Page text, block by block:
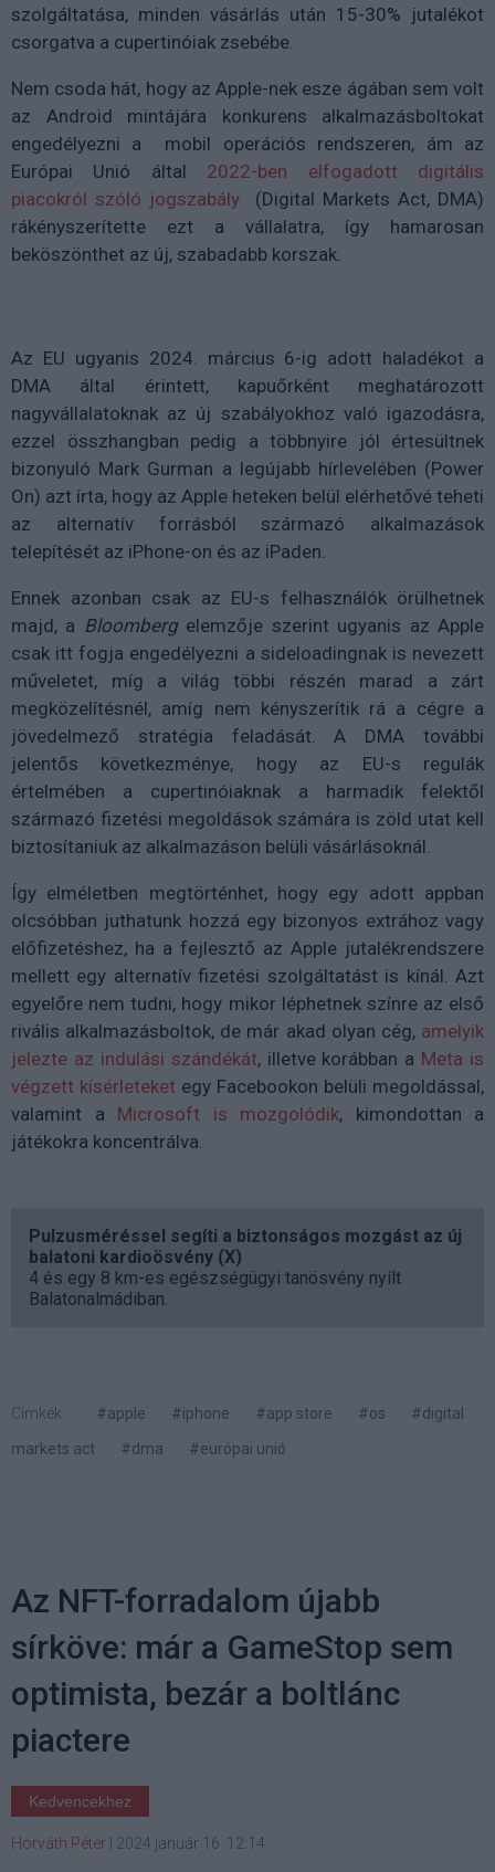
szolgáltatása, minden vásárlás után 15-30% jutalékot
csorgatva a cupertinóiak zsebébe.
Nem csoda hát, hogy az Apple-nek esze ágában sem volt
az Android mintájára konkurens alkalmazásboltokat
engedélyezni a mobil operációs rendszeren, ám az
Európai Unió által 2022-ben elfogadott digitális
piacokról szóló jogszabály (Digital Markets Act, DMA)
rákényszerítette ezt a vállalatra, így hamarosan
beköszönthet az új, szabadabb korszak.
Az EU ugyanis 2024. március 6-ig adott haladékot a
DMA által érintett, kapuőrként meghatározott
nagyvállalatoknak az új szabályokhoz való igazodásra,
ezzel összhangban pedig a többnyire jól értesültnek
bizonyuló Mark Gurman a legújabb hírlevelében (Power
On) azt írta, hogy az Apple heteken belül elérhetővé teheti
az alternatív forrásból származó alkalmazások
telepítését az iPhone-on és az iPaden.
Ennek azonban csak az EU-s felhasználók örülhetnek
majd, a Bloombergelemzője szerint ugyanis az Apple
csak itt fogja engedélyezni a sideloadingnak is nevezett
műveletet, míg a világ többi részén marad a zárt
megközelítésnél, amíg nem kényszerítik rá a cégre a
jövedelmező stratégia feladását. A DMA további
jelentős következménye, hogy az EU-s regulák
értelmében a cupertinóiaknak a harmadik felektől
származó fizetési megoldások számára is zöld utat kell
biztosítaniuk az alkalmazáson belüli vásárlásoknál.
Így elméletben megtörténhet, hogy egy adott appban
olcsóbban juthatunk hozzá egy bizonyos extrához vagy
előfizetéshez, ha a fejlesztő az Apple jutalékrendszere
mellett egy alternatív fizetési szolgáltatást is kínál. Azt
egyelőre nem tudni, hogy mikor léphetnek színre az első
rivális alkalmazásboltok, de már akad olyan cég, amelyik
jelezte az indulási szándékát, illetve korábban a Meta is
végzett kísérleteket egy Facebookon belüli megoldással,
valamint a Microsoft is mozgolódik, kimondottan a
játékokra koncentrálva.
Pulzusméréssel segíti a biztonságos mozgást az új
balatoni kardioösvény (X)
4 és egy 8 km-es egészségügyi tanösvény nyílt
Balatonalmádiban.
Címkék: #apple #iphone #app store #os
#digital
markets act
#dma #európai unió
Az NFT-forradalom újabb
sírköve: már a GameStop sem
optimista, bezár a boltlánc
piactere
Kedvencekhez
Horváth Péter 2024 január 16. 12:14